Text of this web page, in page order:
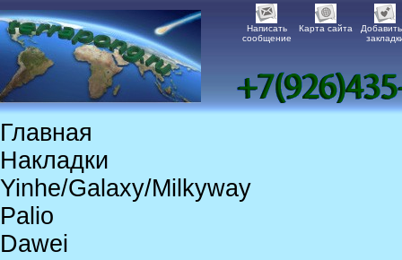
Написать
сообщение
Карта сайта
Главная
Накладки
Yinhe/Galaxy/Milkyway
Palio
Dawei